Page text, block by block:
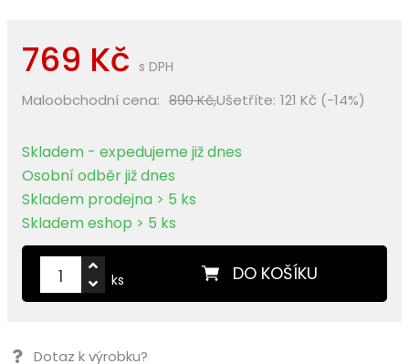
769 Kč s DPH
Maloobchodní cena: 890 Kč,Ušetříte: 121 Kč (-14%)
Skladem - expedujeme již dnes
Osobní odběr již dnes
Skladem prodejna > 5 ks
Skladem eshop > 5 ks
DO KOŠÍKU
ks
Dotaz k výrobku?